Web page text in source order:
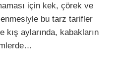
için kek, çörek ve
bu tarz tarifler
kış aylarında, kabakların